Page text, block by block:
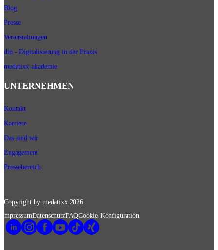
Blog
Presse
Veranstaltungen
dip - Digitalisierung in der Praxis
medatixx-akademie
UNTERNEHMEN
Kontakt
Karriere
Das sind wir
Engagement
Pressebereich
Copyright by medatixx 2026
ImpressumDatenschutzFAQCookie-Konfiguration